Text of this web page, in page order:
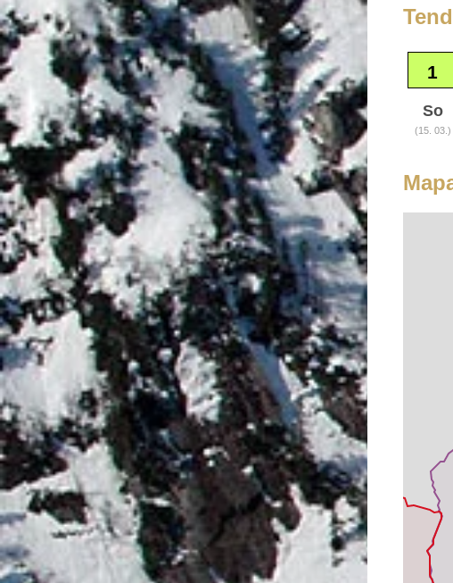
1
So
(15. 03.)